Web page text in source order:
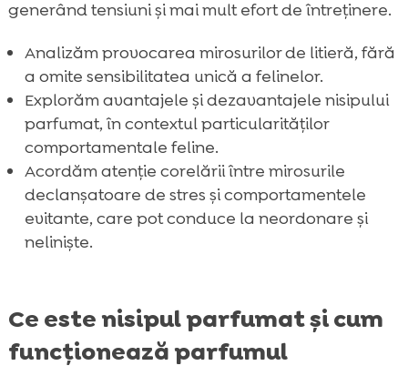
generând tensiuni și mai mult efort de întreținere.
Analizăm provocarea mirosurilor de litieră, fără
a omite sensibilitatea unică a felinelor.
Explorăm avantajele și dezavantajele nisipului
parfumat, în contextul particularităților
comportamentale feline.
Acordăm atenție corelării între mirosurile
declanșatoare de stres și comportamentele
evitante, care pot conduce la neordonare și
neliniște.
Ce este nisipul parfumat și cum
funcționează parfumul